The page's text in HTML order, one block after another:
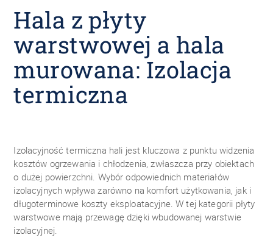
Hala z płyty
warstwowej a hala
murowana: Izolacja
termiczna
Izolacyjność termiczna hali jest kluczowa z punktu widzenia
kosztów ogrzewania i chłodzenia, zwłaszcza przy obiektach
o dużej powierzchni. Wybór odpowiednich materiałów
izolacyjnych wpływa zarówno na komfort użytkowania, jak i
długoterminowe koszty eksploatacyjne. W tej kategorii płyty
warstwowe mają przewagę dzięki wbudowanej warstwie
izolacyjnej.